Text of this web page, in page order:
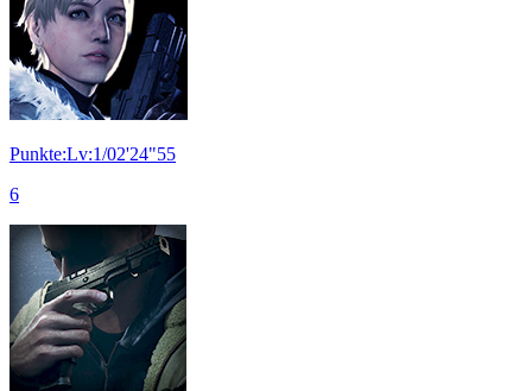
Punkte:Lv:1/02'24"55
6